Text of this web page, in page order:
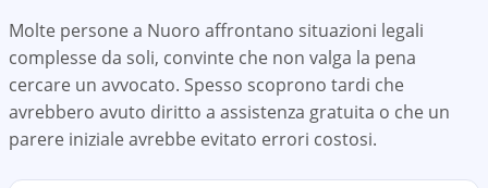
Molte persone a Nuoro affrontano situazioni legali
complesse da soli, convinte che non valga la pena
cercare un avvocato. Spesso scoprono tardi che
avrebbero avuto diritto a assistenza gratuita o che un
parere iniziale avrebbe evitato errori costosi.